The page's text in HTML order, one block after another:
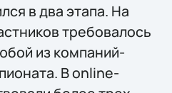
в два этапа. На
требовалось
из компаний-
В online-